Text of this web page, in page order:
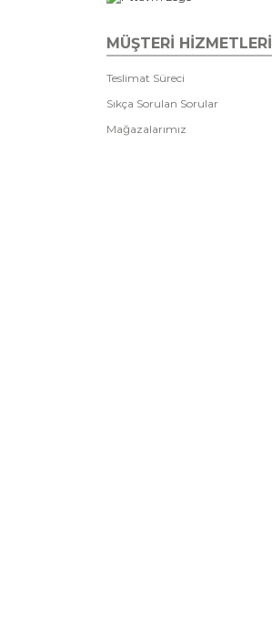
MÜŞTERİ HİZMETLERİ
Teslimat Süreci
Sıkça Sorulan Sorular
Mağazalarımız